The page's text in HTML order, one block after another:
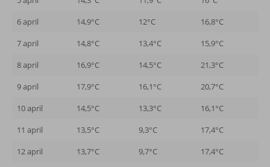
6 april
14,9°C 12°C
16,8°C
7 april
14,8°C 13,4°C
15,9°C
8 april
16,9°C 14,5°C
21,3°C
9 april
17,9°C 16,1°C
20,7°C
10 april
14,5°C 13,3°C
16,1°C
11 april
13,5°C 9,3°C
17,4°C
12 april
13,7°C 9,7°C
17,4°C